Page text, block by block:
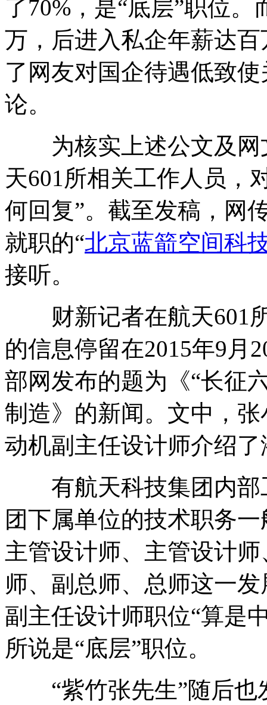
了70%，是“底层”职位
万，后进入私企年薪达
了网友对国企待遇低致
论。
为核实上述公文及网
天601所相关工作人员，
何回复”。截至发稿，网
就职的“北京蓝箭空间科
接听。
财新记者在航天601所
的信息停留在2015年9月
部网发布的题为《“长征
制造》的新闻。文中，
动机副主任设计师介绍
有航天科技集团内部
团下属单位的技术职务
主管设计师、主管设计
师、副总师、总师这一
副主任设计师职位“算是
所说是“底层”职位。
“紫竹张先生”随后也